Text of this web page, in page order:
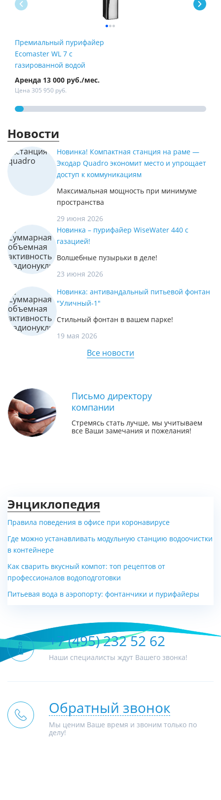
Премиальный пурифайер
Ecomaster WL 7 с
газированной водой
Аренда 13 000 руб./мес.
Цена 305 950 руб.
Новости
Новинка! Компактная станция на раме —
Экодар Quadro экономит место и упрощает
доступ к коммуникациям
Максимальная мощность при минимуме
пространства
29 июня 2026
Новинка – пурифайер WiseWater 440 с
газацией!
Волшебные пузырьки в деле!
23 июня 2026
Новинка: антивандальный питьевой фонтан
"Уличный-1"
Стильный фонтан в вашем парке!
19 мая 2026
Все новости
Письмо директору
компании
Стремясь стать лучше, мы учитываем
все Ваши замечания и пожелания!
Энциклопедия
Правила поведения в офисе при коронавирусе
Где можно устанавливать модульную станцию водоочистки
в контейнере
Как сварить вкусный компот: топ рецептов от
профессионалов водоподготовки
Питьевая вода в аэропорту: фонтанчики и пурифайеры
+7 (495) 232 52 62
Наши специалисты ждут Вашего звонка!
Обратный звонок
Мы ценим Ваше время и звоним только по
делу!